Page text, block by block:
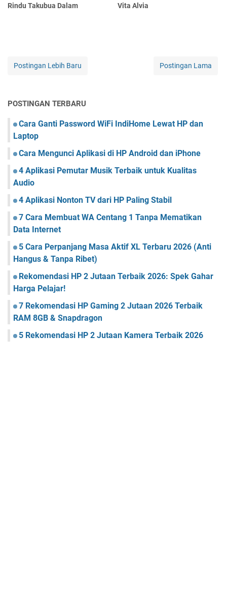
Rindu Takubua Dalam
Vita Alvia
Postingan Lebih Baru Postingan Lama
POSTINGAN TERBARU
Cara Ganti Password WiFi IndiHome Lewat HP dan
Laptop
Cara Mengunci Aplikasi di HP Android dan iPhone
4 Aplikasi Pemutar Musik Terbaik untuk Kualitas
Audio
4 Aplikasi Nonton TV dari HP Paling Stabil
7 Cara Membuat WA Centang 1 Tanpa Mematikan
Data Internet
5 Cara Perpanjang Masa Aktif XL Terbaru 2026 (Anti
Hangus & Tanpa Ribet)
Rekomendasi HP 2 Jutaan Terbaik 2026: Spek Gahar
Harga Pelajar!
7 Rekomendasi HP Gaming 2 Jutaan 2026 Terbaik
RAM 8GB & Snapdragon
5 Rekomendasi HP 2 Jutaan Kamera Terbaik 2026